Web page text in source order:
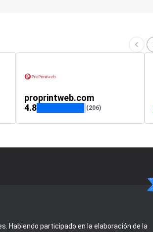
proprintweb.com
4.8
(206)
Habiendo participado en la elaboración de la